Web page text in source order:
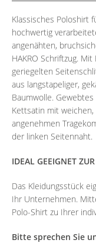
Klassisches Poloshirt
hochwertig
angenähten,
HAKRO Schriftzug.
geriegelten
aus langstapeliger,
Baumwolle.
Kettsatin mit
angenehmen
der linken Seitennaht.
IDEAL GEEIGNET
Das Kleidungsstück
Ihr Unternehmen.
Polo-Shirt zu Ihrer
Bitte sprechen Sie